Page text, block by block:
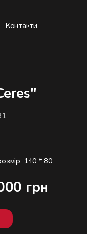
Контакти
грн